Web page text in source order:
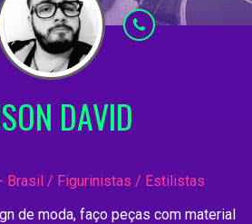
DAVID
Brasil / Figurinistas / Estilistas
de moda, faço peças com material